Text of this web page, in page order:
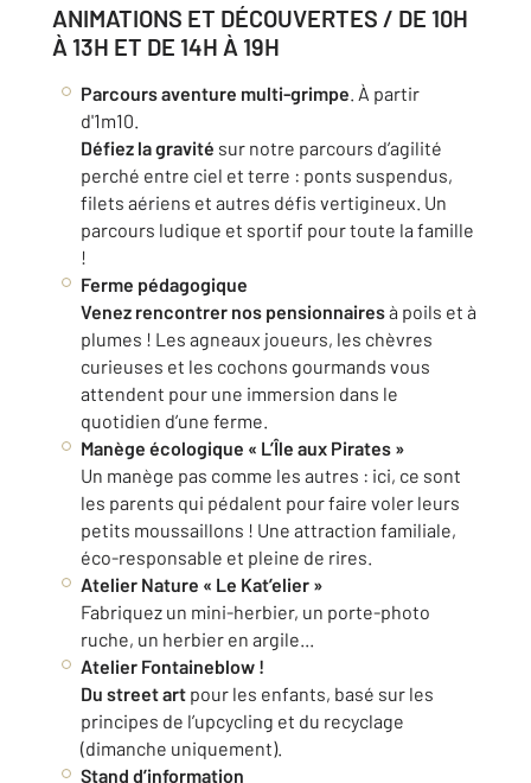
ANIMATIONS ET DÉCOUVERTES / DE 10H
À 13H ET DE 14H À 19H
Parcours aventure multi-grimpe . À partir
d'1m10.
Défiez la gravité sur notre parcours d’agilité
perché entre ciel et terre : ponts suspendus,
filets aériens et autres défis vertigineux. Un
parcours ludique et sportif pour toute la famille
!
Ferme pédagogique
Venez rencontrer nos pensionnairesà poils et à
plumes ! Les agneaux joueurs, les chèvres
curieuses et les cochons gourmands vous
attendent pour une immersion dans le
quotidien d’une ferme.
Manège écologique « L’Île aux Pirates »
Un manège pas comme les autres : ici, ce sont
les parents qui pédalent pour faire voler leurs
petits moussaillons ! Une attraction familiale,
éco-responsable et pleine de rires.
Atelier Nature « Le Kat’elier »
Fabriquez un mini-herbier, un porte-photo
ruche, un herbier en argile...
Atelier Fontaineblow !
Du street art pour les enfants, basé sur les
principes de l’upcycling et du recyclage
(dimanche uniquement).
Stand d’information